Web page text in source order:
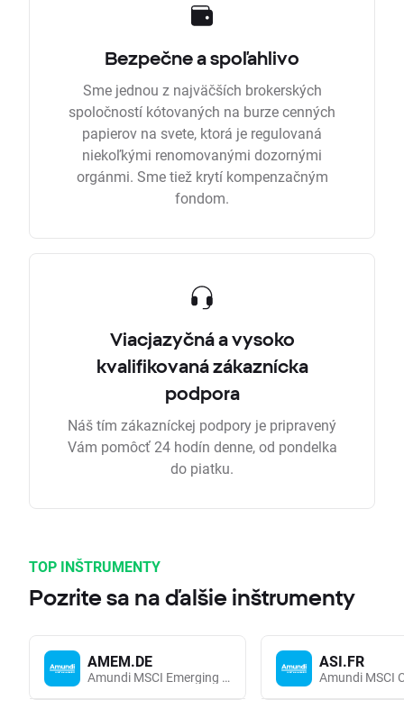
Bezpečne a spoľahlivo
Sme jednou z najväčších brokerských
spoločností kótovaných na burze cenných
papierov na svete, ktorá je regulovaná
niekoľkými renomovanými dozornými
orgánmi. Sme tiež krytí kompenzačným
fondom.
Viacjazyčná a vysoko
kvalifikovaná zákaznícka
podpora
Náš tím zákazníckej podpory je pripravený
Vám pomôcť 24 hodín denne, od pondelka
do piatku.
TOP INŠTRUMENTY
Pozrite sa na ďalšie inštrumenty
AMEM.DE
Amundi MSCI Emerging Markets UCITS (Acc EUR)
ASI.FR